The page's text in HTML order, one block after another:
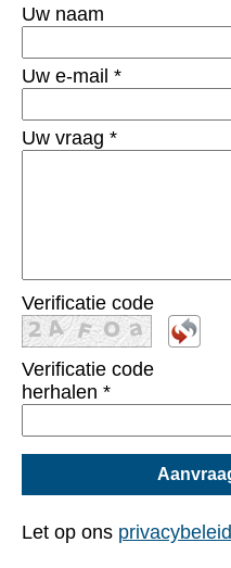
Uw naam
Uw e-mail *
Uw vraag *
Verificatie code
Verificatie code
herhalen *
Let op ons privacybeleid